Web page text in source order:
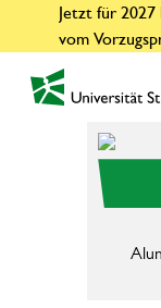
Jetzt für
vom
zur Startseite